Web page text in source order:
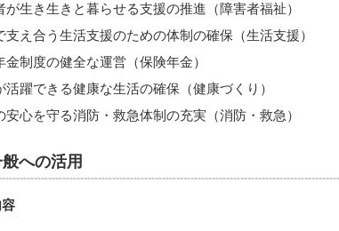
が生き生きと暮らせる支援の推進（障害者福祉）
支え合う生活支援のための体制の確保（生活支援）
金制度の健全な運営（保険年金）
活躍できる健康な生活の確保（健康づくり）
安心を守る消防・救急体制の充実（消防・救急）
への活用